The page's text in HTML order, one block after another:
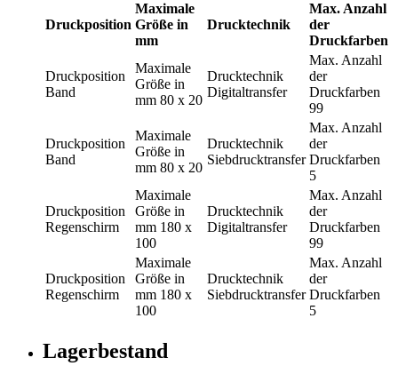
Druckposition
Maximale
Größe in
mm
Drucktechnik
Max. Anzahl
der
Druckfarben
Druckposition
Band
Maximale
Größe in
mm 80 x 20
Drucktechnik
Digitaltransfer
Max. Anzahl
der
Druckfarben
99
Druckposition
Band
Maximale
Größe in
mm 80 x 20
Drucktechnik
Siebdrucktransfer
Max. Anzahl
der
Druckfarben
5
Druckposition
Regenschirm
Maximale
Größe in
mm 180 x
100
Drucktechnik
Digitaltransfer
Max. Anzahl
der
Druckfarben
99
Druckposition
Regenschirm
Maximale
Größe in
mm 180 x
100
Drucktechnik
Siebdrucktransfer
Max. Anzahl
der
Druckfarben
5
Lagerbestand